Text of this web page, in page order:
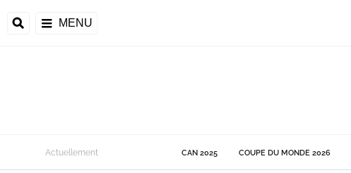
MENU
de la CAF
Actuellement CAN 2025 COUPE DU MONDE 2026